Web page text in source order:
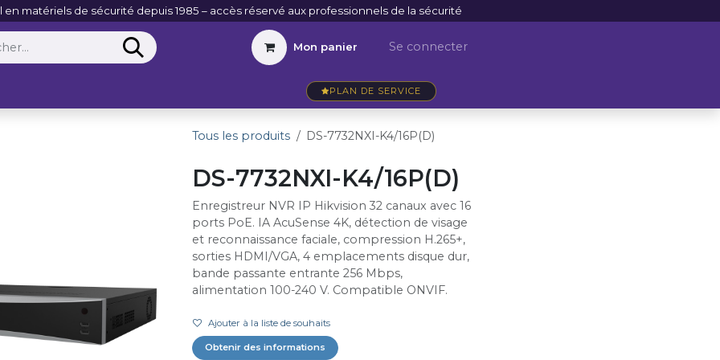
matériels de sécurité depuis 1985 – accès réservé aux professionnels de la sécurité
Mon panier Se connecter
PLAN DE SERVICE
Tous les produits DS-7732NXI-K4/16P(D)
DS-7732NXI-K4/16P(D)
Enregistreur NVR IP Hikvision 32 canaux avec 16
ports PoE. IA AcuSense 4K, détection de visage
et reconnaissance faciale, compression H.265+,
sorties HDMI/VGA, 4 emplacements disque dur,
bande passante entrante 256 Mbps,
alimentation 100-240 V. Compatible ONVIF.
Ajouter à la liste de souhaits
Obtenir des informations